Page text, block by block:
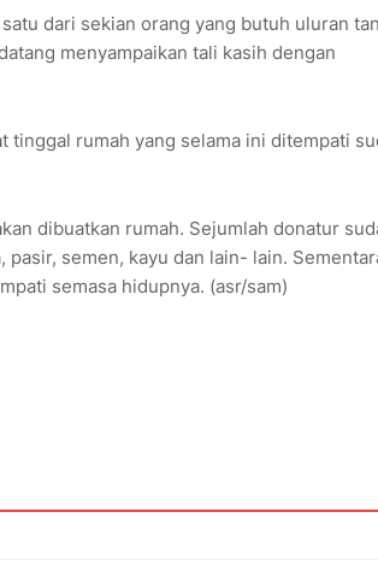
dari sekian orang yang butuh uluran
menyampaikan tali kasih dengan
rumah yang selama ini ditempati
dibuatkan rumah. Sejumlah donatur
semen, kayu dan lain- lain.
semasa hidupnya. (asr/sam)